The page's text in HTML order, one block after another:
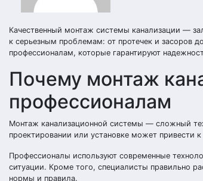
Качественный монтаж системы канализации —
к серьезным проблемам: от протечек и засоров
профессионалам, которые гарантируют
Почему монтаж
профессионалам
Монтаж канализационной системы — сложный
проектировании или установке может привести
Профессионалы используют современные
ситуации. Кроме того, специалисты правильно
нормы и правила.